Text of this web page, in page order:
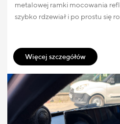
metalowej ramki mocowania
szybko rdzewiał i po prostu się
Więcej szczegółów